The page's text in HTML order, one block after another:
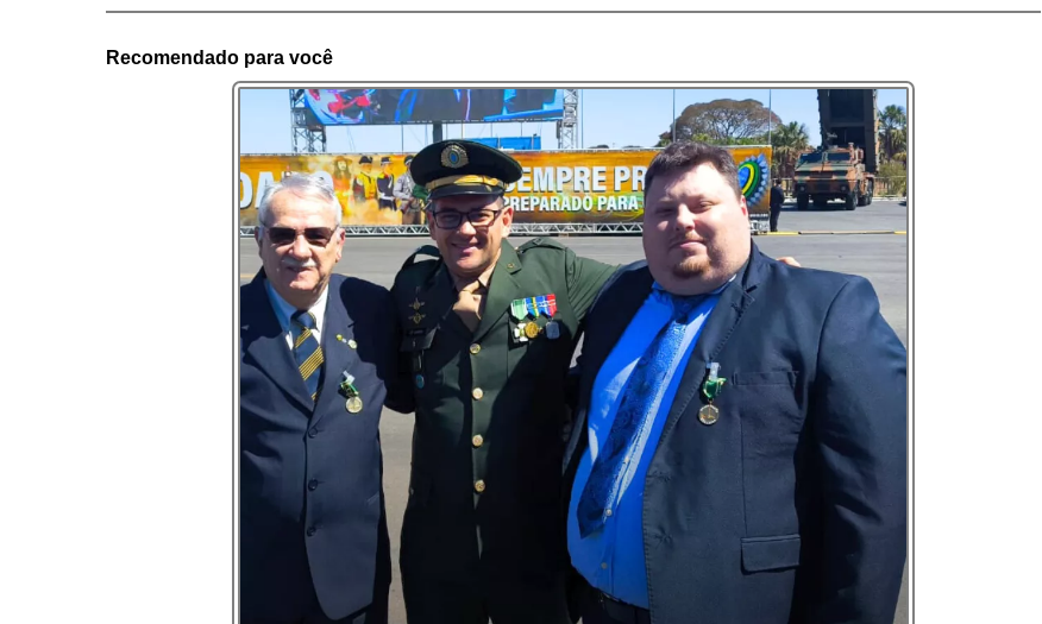
Recomendado para você